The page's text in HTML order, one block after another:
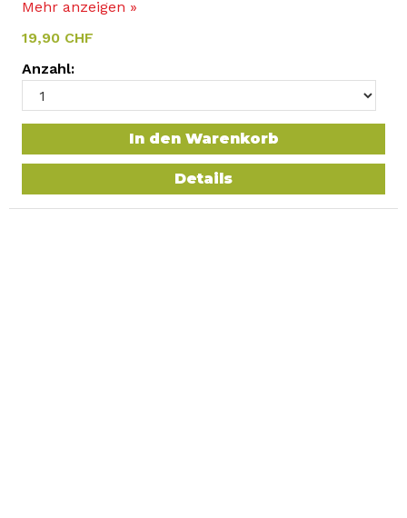
Mehr anzeigen »
19,90 CHF
Anzahl:
In den Warenkorb
Details